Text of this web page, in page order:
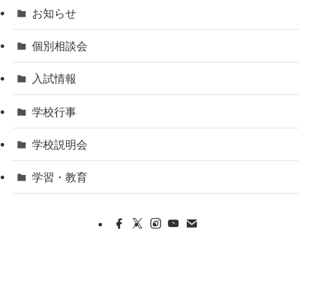
お知らせ
個別相談会
入試情報
学校行事
学校説明会
学習・教育